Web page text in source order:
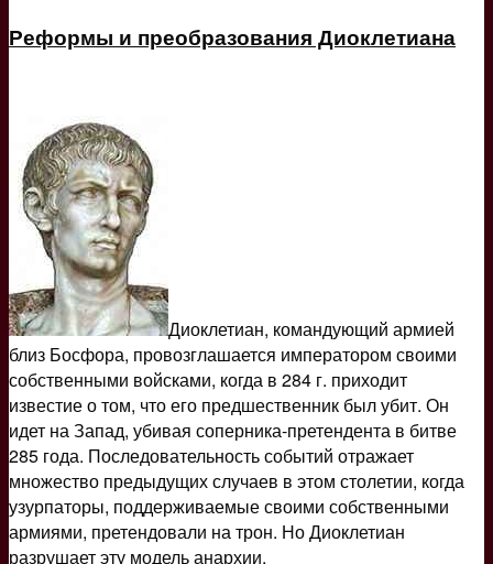
Реформы и преобразования Диоклетиана
Диоклетиан, командующий армией
близ Босфора, провозглашается императором своими
собственными войсками, когда в 284 г. приходит
известие о том, что его предшественник был убит. Он
идет на Запад, убивая соперника-претендента в битве
285 года. Последовательность событий отражает
множество предыдущих случаев в этом столетии, когда
узурпаторы, поддерживаемые своими собственными
армиями, претендовали на трон. Но Диоклетиан
разрушает эту модель анархии.